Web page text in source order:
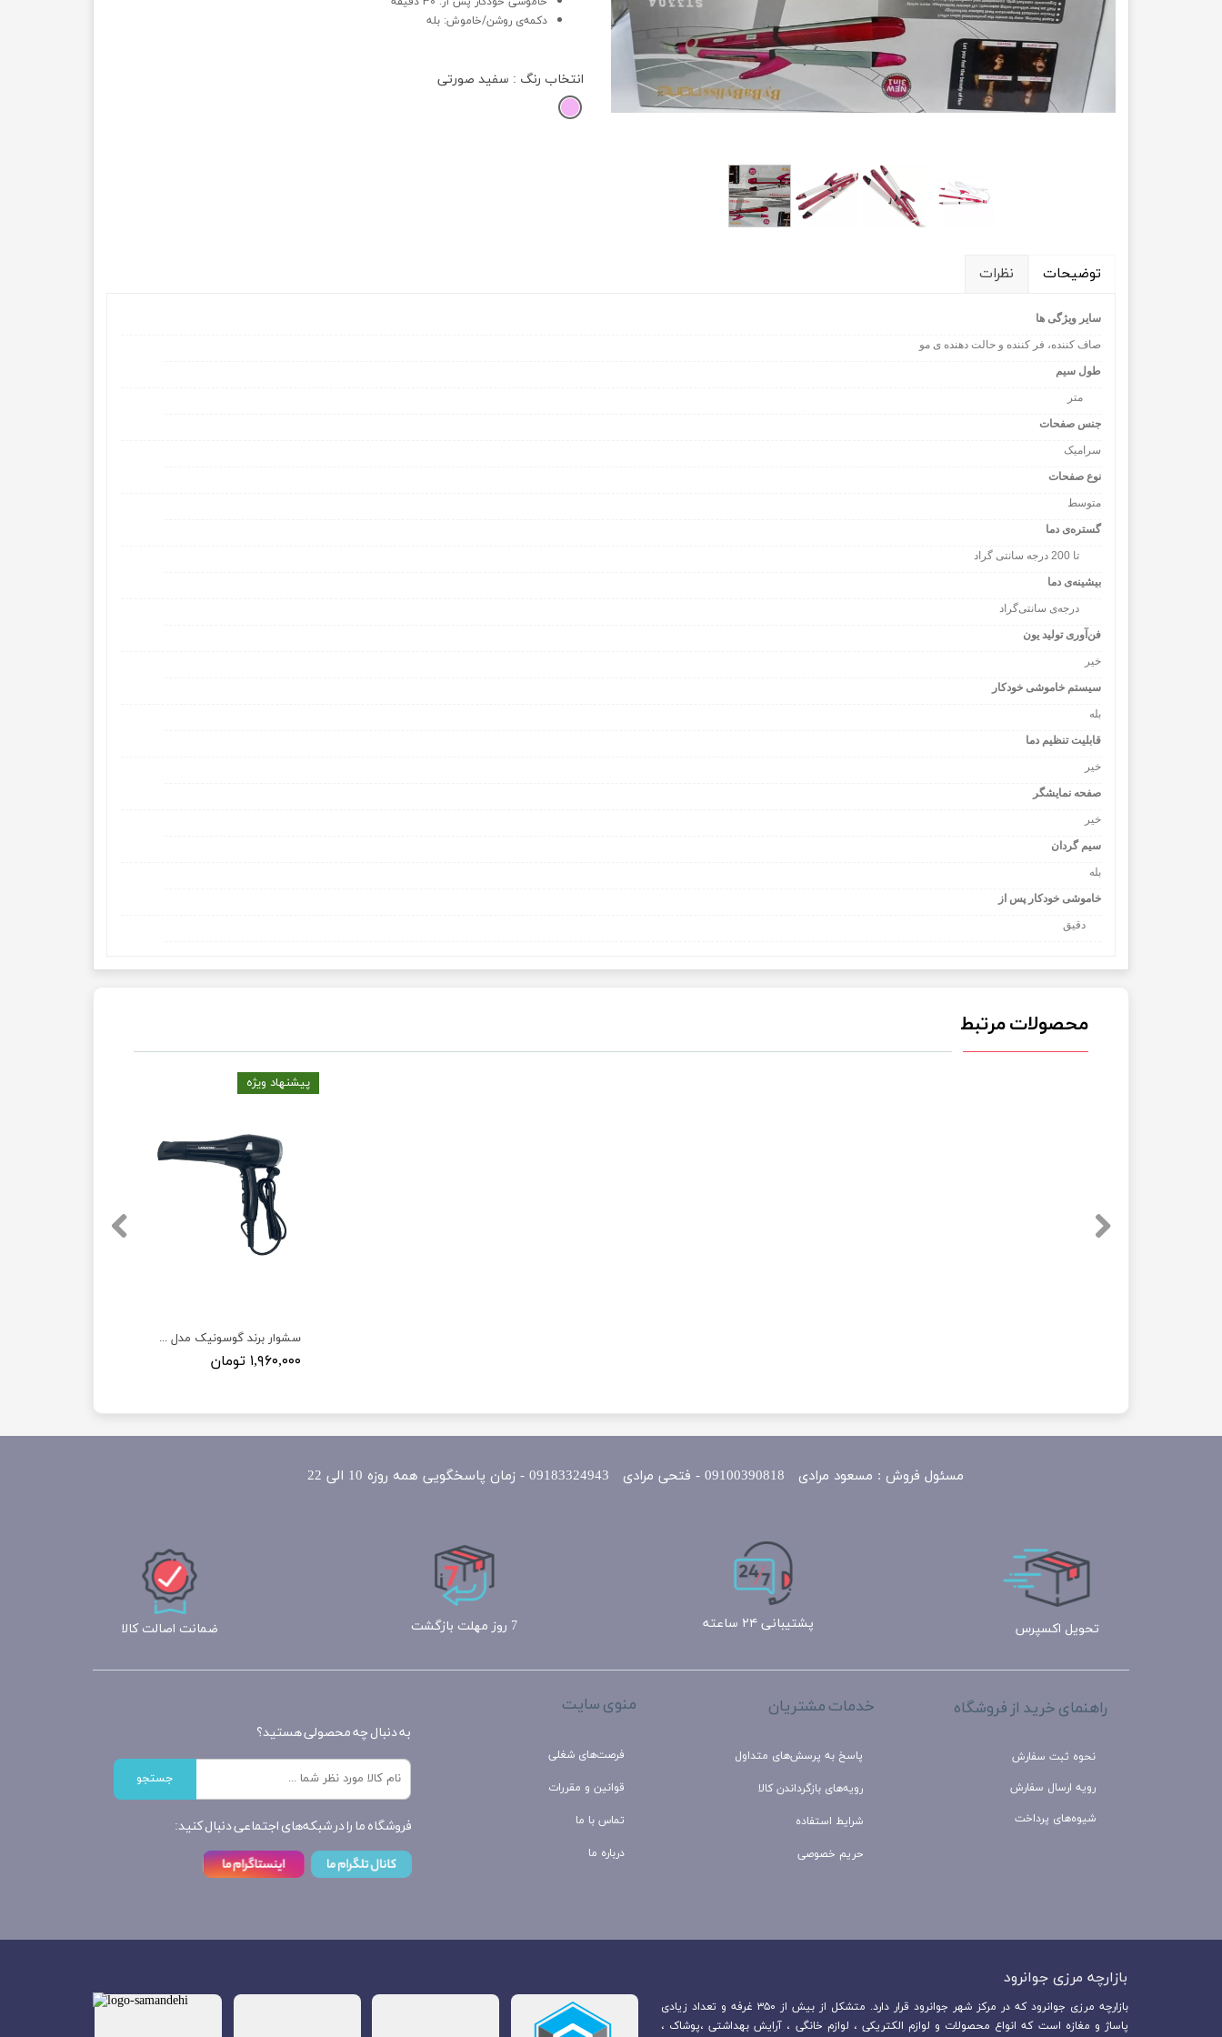
دکمه‌ی روشن/خاموش: بله
انتخاب رنگ : سفید صورتی
توضیحات نظرات
سایر ویژگی ها
صاف کننده، فر کننده و حالت دهنده ی مو
طول سیم
جنس صفحات
سرامیک
نوع صفحات
متوسط
گستره‌ی دما
بیشینه‌ی دما
فن‌آوری تولید یون
خیر
سیستم خاموشی خودکار
بله
قابلیت تنظیم دما
خیر
صفحه نمایشگر
خیر
سیم گردان
بله
خاموشی خودکار پس از
محصولات مرتبط
سشوار برند گوسونیک مدل Gosonic GHD-251 قدرت 2000 وات
۱,۹۶۰,۰۰۰ تومان
پیشنهاد ویژه
بازارچه مرزی جوانرود​​​​​​​
بازارچه مرزی جوانرود که در مرکز شهر جوانرود قرار دارد. متشکل از بیش از ۳۵۰ غرفه و تعداد زیادی
پاساژ و مغازه است که انواع محصولات و لوازم الکتریکی ، لوازم خانگی ، آرایش بهداشتی ،پوشاک ،
تحویل اکسپرس پشتیبانی ۲۴ ساعته 7 روز مهلت بازگشت ضمانت اصالت کالا
راهنمای خرید از فروشگاه
نحوه ثبت سفارش
رویه ارسال سفارش
شیوه‌های پرداخت
خدمات مشتریان
پاسخ به پرسش‌های متداول
رویه‌های بازگرداندن کالا
شرایط استفاده
حریم خصوصی
منوی سایت
فرصت‌های شغلی
قوانین و مقررات
تماس با ما
درباره ما
به دنبال چه محصولی هستید؟
جستجو
فروشگاه ما را در شبکه‌های اجتماعی دنبال کنید:
مسئولفروش : مسعود مرادی 09100390818​​​​​​​ ​​​​​​​- فتحی مرادی 09183324943 - زمان پاسخگویی همه روزه 10 الی 22